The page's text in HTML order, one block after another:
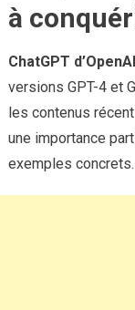
à
ChatGPT d’OpenAI
versions GPT-4 et
les contenus
une importance
exemples concrets.